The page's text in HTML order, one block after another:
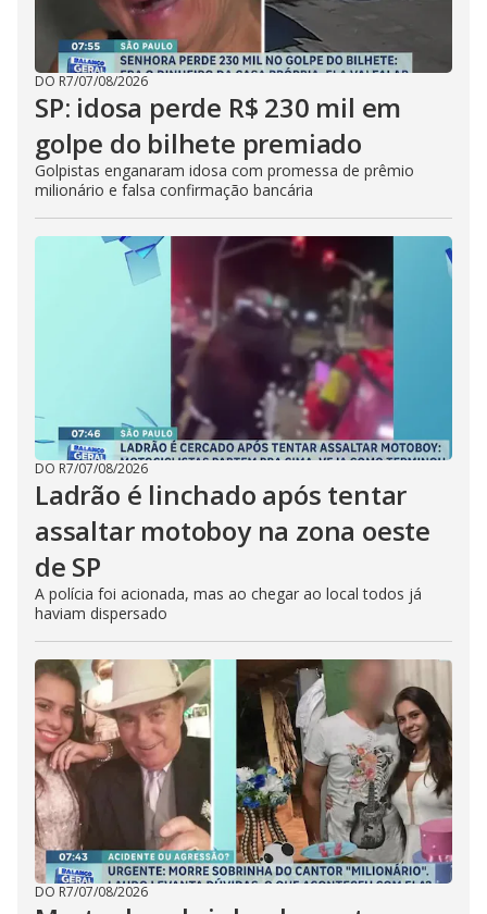
DO R7/07/08/2026
SP: idosa perde R$ 230 mil em
golpe do bilhete premiado
Golpistas enganaram idosa com promessa de prêmio
milionário e falsa confirmação bancária
DO R7/07/08/2026
Ladrão é linchado após tentar
assaltar motoboy na zona oeste
de SP
A polícia foi acionada, mas ao chegar ao local todos já
haviam dispersado
DO R7/07/08/2026